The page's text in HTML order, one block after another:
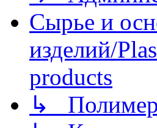
Сырье и
изделий/
products
↳